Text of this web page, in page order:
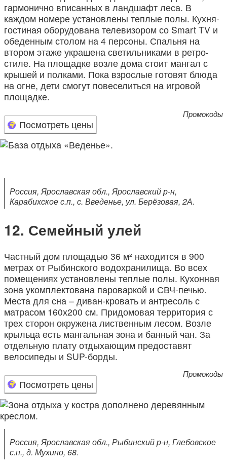
гармонично вписанных в ландшафт леса. В
каждом номере установлены теплые полы. Кухня-
гостиная оборудована телевизором со Smart TV и
обеденным столом на 4 персоны. Спальня на
втором этаже украшена светильниками в ретро-
стиле. На площадке возле дома стоит мангал с
крышей и полками. Пока взрослые готовят блюда
на огне, дети смогут повеселиться на игровой
площадке.
Посмотреть цены
Промокоды
Россия, Ярославская обл., Ярославский р-н,
Карабихское с.п., с. Введенье, ул. Берёзовая, 2А.
Семейный улей
Частный дом площадью 36 м² находится в 900
метрах от Рыбинского водохранилища. Во всех
помещениях установлены теплые полы. Кухонная
зона укомплектована пароваркой и СВЧ-печью.
Места для сна – диван-кровать и антресоль с
матрасом 160х200 см. Придомовая территория с
трех сторон окружена лиственным лесом. Возле
крыльца есть мангальная зона и банный чан. За
отдельную плату отдыхающим предоставят
велосипеды и SUP-борды.
Посмотреть цены
Промокоды
Россия, Ярославская обл., Рыбинский р-н, Глебовское
с.п., д. Мухино, 68.